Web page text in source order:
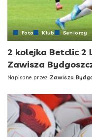
Foto Klub Seniorzy
2 kolejka Betclic 2
Zawisza
Posted
Napisane przez Zawisza